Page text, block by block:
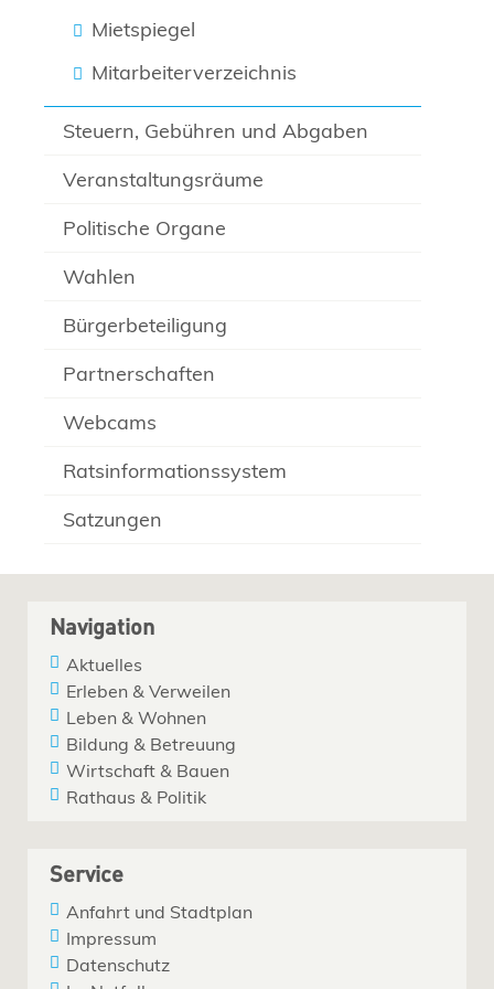
Mietspiegel
Mitarbeiterverzeichnis
Steuern, Gebühren und Abgaben
Veranstaltungsräume
Politische Organe
Wahlen
Bürgerbeteiligung
Partnerschaften
Webcams
Ratsinformationssystem
Satzungen
Navigation
Aktuelles
Erleben & Verweilen
Leben & Wohnen
Bildung & Betreuung
Wirtschaft & Bauen
Rathaus & Politik
Service
Anfahrt und Stadtplan
Impressum
Datenschutz